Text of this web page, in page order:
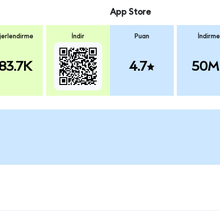
İndir
App Store
Puan
4.7
İndirme